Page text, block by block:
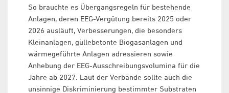
So brauchte es Übergangsregeln für bestehende
Anlagen, deren EEG-Vergütung bereits 2025 oder
2026 ausläuft, Verbesserungen, die besonders
Kleinanlagen, güllebetonte Biogasanlagen und
wärmegeführte Anlagen adressieren sowie
Anhebung der EEG-Ausschreibungsvolumina für die
Jahre ab 2027. Laut der Verbände sollte auch die
unsinnige Diskriminierung bestimmter Substraten